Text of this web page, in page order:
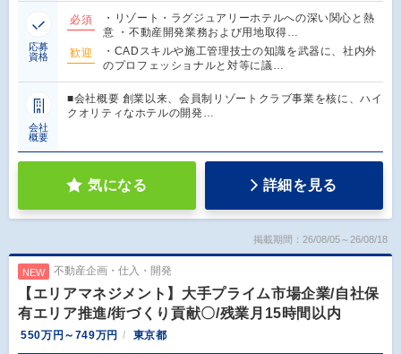
応募
資格
必須
・リゾート・ラグジュアリーホテルへの深い関心と熱
意 ・不動産開発業務および用地取得…
歓迎
・CADスキルや施工管理技士の知識を武器に、社内外
のプロフェッショナルと対等に議…
会社
概要
■会社概要 創業以来、会員制リゾートクラブ事業を核に、ハイ
クオリティなホテルの開発…
気になる 詳細を見る
掲載期間：26/08/05～26/08/18
NEW 不動産企画・仕入・開発
【エリアマネジメント】大手プライム市場企業/自社保
有エリア推進/街づくり貢献〇/残業月15時間以内
550万円～749万円 東京都